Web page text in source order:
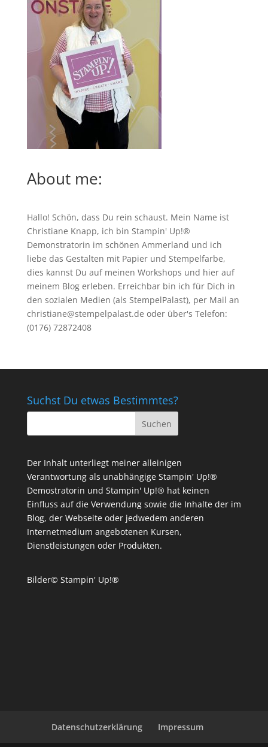
About me:
Hallo! Schön, dass Du rein schaust. Mein Name ist
Christiane Knapp, ich bin Stampin' Up!®
Demonstratorin im schönen Ammerland und ich
liebe das Gestalten mit Papier und Stempelfarbe,
dies kannst Du auf meinen Workshops und hier auf
meinem Blog erleben. Erreichbar bin ich für Dich in
den sozialen Medien (als StempelPalast), per Mail an
christiane@stempelpalast.de oder über's Telefon:
(0176) 72872408
Suchst Du etwas Bestimmtes?
Der Inhalt unterliegt meiner alleinigen
Verantwortung als unabhängige Stampin' Up!®
Demostratorin und Stampin' Up!® hat keinen
Einfluss auf die Verwendung sowie die Inhalte der im
Blog, der Webseite oder jedwedem anderen
Internetmedium angebotenen Kursen,
Dienstleistungen oder Produkten.
Bilder© Stampin' Up!®
Datenschutzerklärung Impressum